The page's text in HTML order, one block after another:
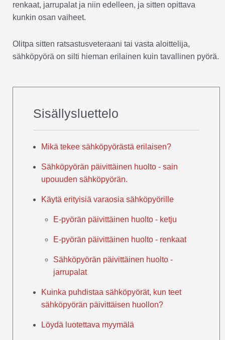
renkaat, jarrupalat ja niin edelleen, ja sitten opittava
kunkin osan vaiheet.
Olitpa sitten ratsastusveteraani tai vasta aloittelija,
sähköpyörä on silti hieman erilainen kuin tavallinen pyörä.
Sisällysluettelo
Mikä tekee sähköpyörästä erilaisen?
Sähköpyörän päivittäinen huolto - sain
upouuden sähköpyörän.
Käytä erityisiä varaosia sähköpyörille
E-pyörän päivittäinen huolto - ketju
E-pyörän päivittäinen huolto - renkaat
Sähköpyörän päivittäinen huolto -
jarrupalat
Kuinka puhdistaa sähköpyörät, kun teet
sähköpyörän päivittäisen huollon?
Löydä luotettava myymälä